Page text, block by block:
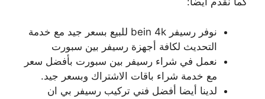
نوفر رسيفر bein 4k للبيع بسعر جيد مع خدمة
التحديث لكافة أجهزة رسيفر بين سبورت
نعمل في شراء رسيفر بين سبورت بأفضل سعر
مع خدمة شراء باقات الاشتراك وبسعر جيد.
لدينا أيضا أفضل فني تركيب رسيفر بي ان